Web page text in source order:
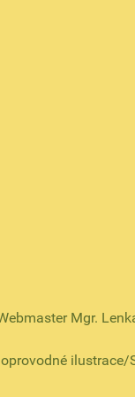
Mgr.
ilustrace/